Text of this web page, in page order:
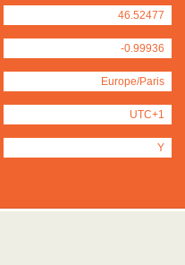
46.52477
-0.99936
Europe/Paris
UTC+1
Y